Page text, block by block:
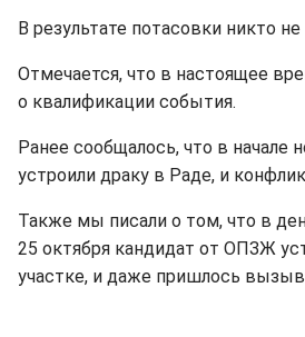
В результате потасовки никто не
Отмечается, что в настоящее
о квалификации события.
Ранее сообщалось, что в начале
устроили драку в Раде, и
Также мы писали о том, что в
25 октября кандидат от ОПЗЖ
участке, и даже пришлось